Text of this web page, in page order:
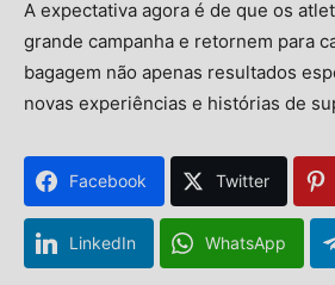
A expectativa agora é de que os
grande campanha e retornem para
bagagem não apenas resultados
novas experiências e histórias de
Facebook Twitter
LinkedIn WhatsApp